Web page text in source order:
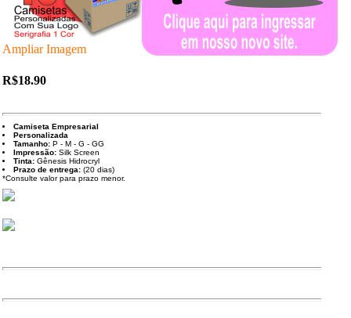
Ampliar Imagem
R$18.90
Camiseta Empresarial
Personalizada
Tamanho: P - M - G - GG
Impressão: Silk Screen
Tinta: Gênesis Hidrocryl
Prazo de entrega: (20 dias)
*Consulte valor para prazo menor.